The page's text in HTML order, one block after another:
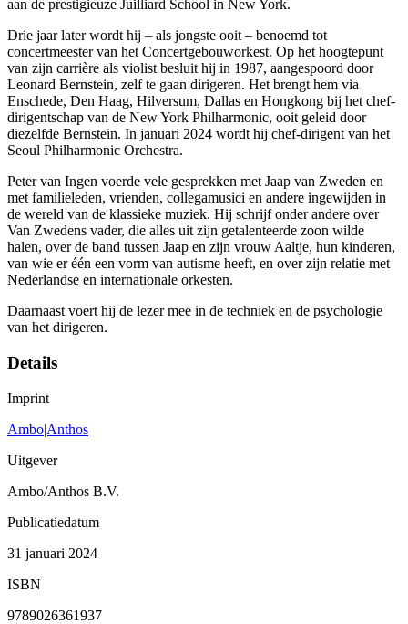
aan de prestigieuze Juilliard School in New York.
Drie jaar later wordt hij – als jongste ooit – benoemd tot
concertmeester van het Concertgebouworkest. Op het hoogtepunt
van zijn carrière als violist besluit hij in 1987, aangespoord door
Leonard Bernstein, zelf te gaan dirigeren. Het brengt hem via
Enschede, Den Haag, Hilversum, Dallas en Hongkong bij het chef-
dirigentschap van de New York Philharmonic, ooit geleid door
diezelfde Bernstein. In januari 2024 wordt hij chef-dirigent van het
Seoul Philharmonic Orchestra.
Peter van Ingen voerde vele gesprekken met Jaap van Zweden en
met familieleden, vrienden, collegamusici en andere ingewijden in
de wereld van de klassieke muziek. Hij schrijf onder andere over
Van Zwedens vader, die alles uit zijn getalenteerde zoon wilde
halen, over de band tussen Jaap en zijn vrouw Aaltje, hun kinderen,
van wie er één een vorm van autisme heeft, en over zijn relatie met
Nederlandse en internationale orkesten.
Daarnaast voert hij de lezer mee in de techniek en de psychologie
van het dirigeren.
Details
Imprint
Ambo|Anthos
Uitgever
Ambo/Anthos B.V.
Publicatiedatum
31 januari 2024
ISBN
9789026361937